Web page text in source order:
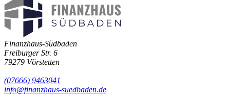
Finanzhaus-Südbaden
Freiburger Str. 6
79279 Vörstetten
(07666) 9463041
info@finanzhaus-suedbaden.de